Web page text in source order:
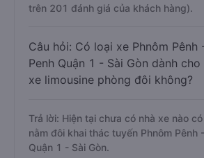
trên 201 đánh giá của khách hàng).
Câu hỏi: Có loại xe Phnôm Pênh
Penh Quận 1 - Sài Gòn dành
xe limousine phòng đôi không?
Trả lời: Hiện tại chưa có nhà xe nào
nằm đôi khai thác tuyến Phnôm Pênh
Quận 1 - Sài Gòn.